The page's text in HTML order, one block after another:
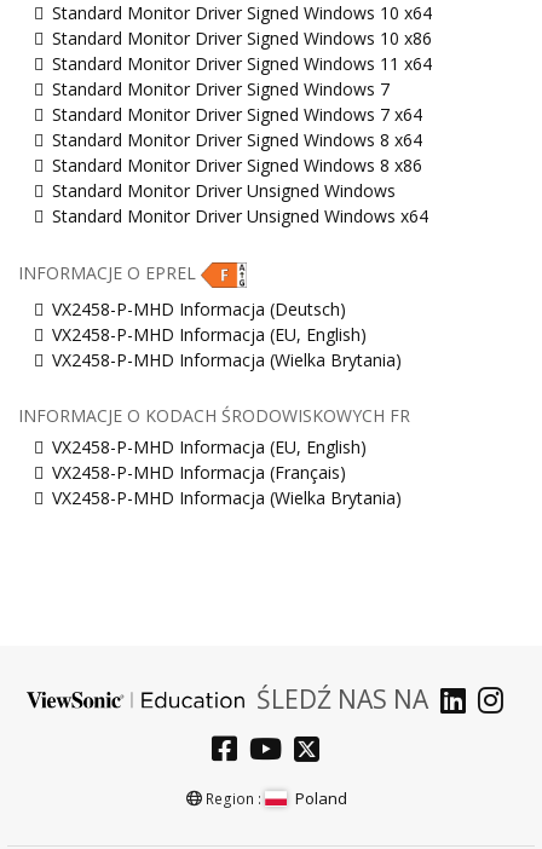
Standard Monitor Driver Signed Windows 10 x64
Standard Monitor Driver Signed Windows 10 x86
Standard Monitor Driver Signed Windows 11 x64
Standard Monitor Driver Signed Windows 7
Standard Monitor Driver Signed Windows 7 x64
Standard Monitor Driver Signed Windows 8 x64
Standard Monitor Driver Signed Windows 8 x86
Standard Monitor Driver Unsigned Windows
Standard Monitor Driver Unsigned Windows x64
INFORMACJE O EPREL
VX2458-P-MHD Informacja (Deutsch)
VX2458-P-MHD Informacja (EU, English)
VX2458-P-MHD Informacja (Wielka Brytania)
INFORMACJE O KODACH ŚRODOWISKOWYCH FR
VX2458-P-MHD Informacja (EU, English)
VX2458-P-MHD Informacja (Français)
VX2458-P-MHD Informacja (Wielka Brytania)
ŚLEDŹ NAS NA
Region : Poland